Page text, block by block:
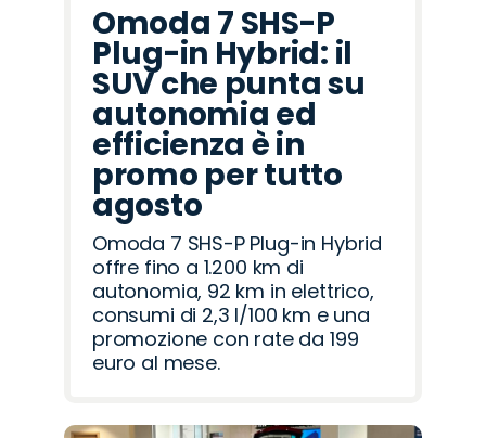
Omoda 7 SHS-P
Plug-in Hybrid: il
SUV che punta su
autonomia ed
efficienza è in
promo per tutto
agosto
Omoda 7 SHS-P Plug-in Hybrid
offre fino a 1.200 km di
autonomia, 92 km in elettrico,
consumi di 2,3 l/100 km e una
promozione con rate da 199
euro al mese.